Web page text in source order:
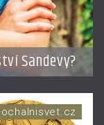
Sandevy?